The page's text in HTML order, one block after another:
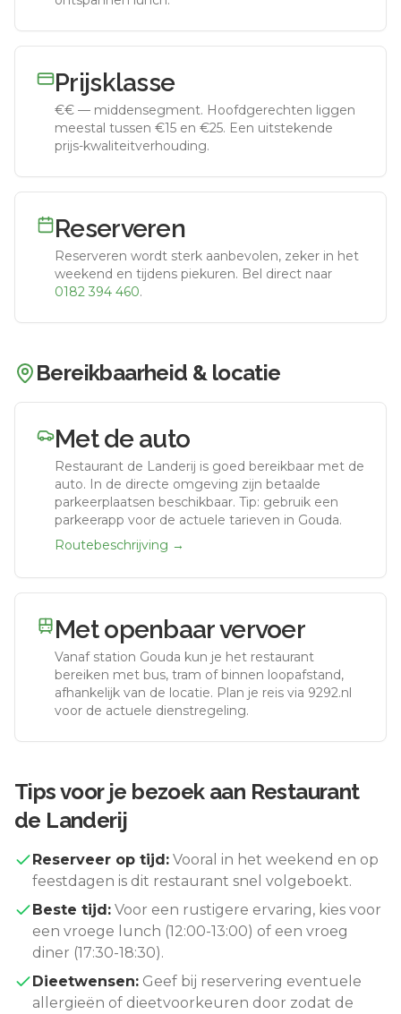
Prijsklasse
€€ — middensegment. Hoofdgerechten liggen
meestal tussen €15 en €25. Een uitstekende
prijs-kwaliteitverhouding.
Reserveren
Reserveren wordt sterk aanbevolen, zeker in het
weekend en tijdens piekuren. Bel direct naar
0182 394 460.
Bereikbaarheid & locatie
Met de auto
Restaurant de Landerij is goed bereikbaar met de
auto. In de directe omgeving zijn betaalde
parkeerplaatsen beschikbaar. Tip: gebruik een
parkeerapp voor de actuele tarieven in Gouda.
Routebeschrijving →
Met openbaar vervoer
Vanaf station Gouda kun je het restaurant
bereiken met bus, tram of binnen loopafstand,
afhankelijk van de locatie. Plan je reis via 9292.nl
voor de actuele dienstregeling.
Tips voor je bezoek aan Restaurant
de Landerij
Reserveer op tijd: Vooral in het weekend en op
feestdagen is dit restaurant snel volgeboekt.
Beste tijd: Voor een rustigere ervaring, kies voor
een vroege lunch (12:00-13:00) of een vroeg
diner (17:30-18:30).
Dieetwensen: Geef bij reservering eventuele
allergieën of dieetvoorkeuren door zodat de